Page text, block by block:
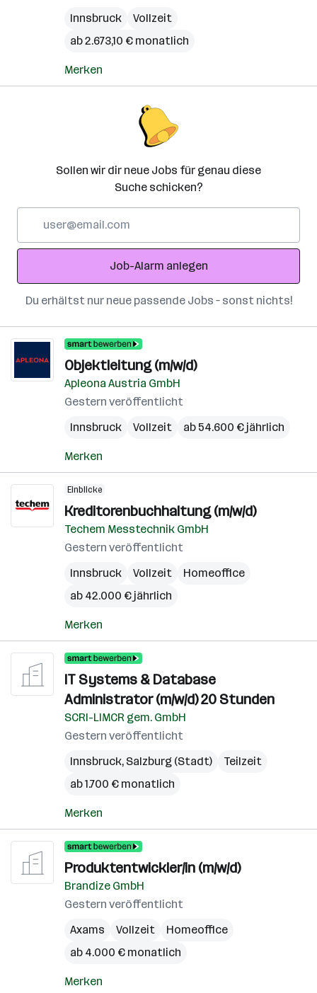
Innsbruck
Vollzeit
ab 2.673,10 € monatlich
Merken
Sollen wir dir neue Jobs für genau diese
Suche schicken?
Adresse
Job-Alarm anlegen
Du erhältst nur neue passende Jobs – sonst nichts!
Objektleitung (m/w/d)
Apleona Austria GmbH
Gestern veröffentlicht
Innsbruck
Vollzeit ab 54.600 € jährlich
Merken
Einblicke
Kreditorenbuchhaltung (m/w/d)
Techem Messtechnik GmbH
Gestern veröffentlicht
Innsbruck
Vollzeit
Homeoffice
ab 42.000 € jährlich
Merken
IT Systems & Database
Administrator (m/w/d) 20 Stunden
SCRI-LIMCR gem. GmbH
Gestern veröffentlicht
Innsbruck, Salzburg (Stadt)
Teilzeit
ab 1.700 € monatlich
Merken
Produktentwickler/in (m/w/d)
Brandize GmbH
Gestern veröffentlicht
Axams
Vollzeit
Homeoffice
ab 4.000 € monatlich
Merken